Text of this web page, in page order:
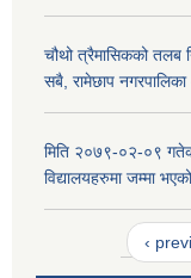
चौथो त्रैमासिकको तलब
सबै, रामेछाप नगरपालिका
मिति २०७९-०२-०९
विद्यालयहरुमा जम्मा
‹